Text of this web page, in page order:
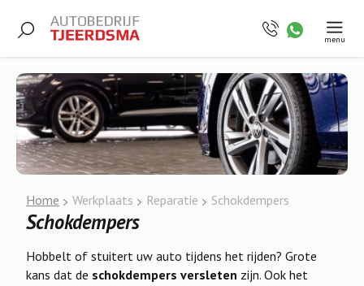
menu
Home Werkplaats Reparatie Schokdempers
Schokdempers
Hobbelt of stuitert uw auto tijdens het rijden? Grote
kans dat de schokdempers versleten zijn. Ook het